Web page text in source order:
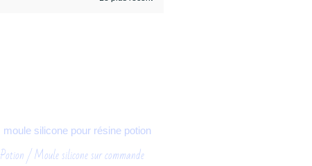
Potion / Moule silicone sur commande